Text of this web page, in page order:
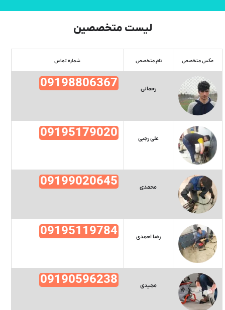
لیست متخصصین
عکس متخصص نام متخصص شماره تماس
رحمانی 09198806367
علی رجبی 09195179020
محمدی 09199020645
رضا احمدی 09195119784
مجیدی 09190596238